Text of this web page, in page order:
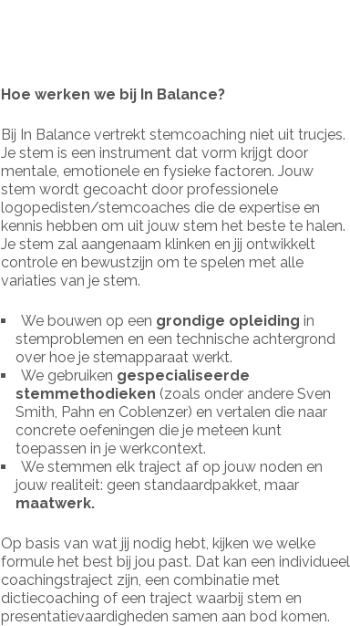
Hoe werken we bij In Balance?
Bij In Balance vertrekt stemcoaching niet uit trucjes.
Je stem is een instrument dat vorm krijgt door
mentale, emotionele en fysieke factoren. Jouw
stem wordt gecoacht door professionele
logopedisten/stemcoaches die de expertise en
kennis hebben om uit jouw stem het beste te halen.
Je stem zal aangenaam klinken en jij ontwikkelt
controle en bewustzijn om te spelen met alle
variaties van je stem.
We bouwen op een grondige opleiding in
stemproblemen en een technische achtergrond
over hoe je stemapparaat werkt.
We gebruiken gespecialiseerde
stemmethodieken (zoals onder andere Sven
Smith, Pahn en Coblenzer) en vertalen die naar
concrete oefeningen die je meteen kunt
toepassen in je werkcontext.
We stemmen elk traject af op jouw noden en
jouw realiteit: geen standaardpakket, maar
maatwerk.
Op basis van wat jij nodig hebt, kijken we welke
formule het best bij jou past. Dat kan een individueel
coachingstraject zijn, een combinatie met
dictiecoaching of een traject waarbij stem en
presentatievaardigheden samen aan bod komen.